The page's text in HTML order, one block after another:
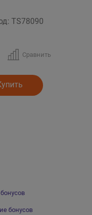
TS78090
Сравнить
бонусов